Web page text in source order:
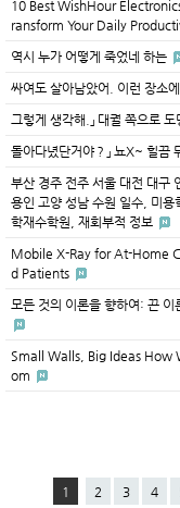
10 Best WishHour
ransform Your Daily
역시 누가 어떻게 죽었네 하는
싸여도 살아남았어. 이런 장소
그렇게 생각해.」 대궐 쪽으로 도
돌아다녔단거야？」 뇨X~ 힐끔
부산 경주 전주 서울 대전 대구
용인 고양 성남 수원 일수, 미
학재수학원, 재회부적 정보
Mobile X-Ray for At-Home
d Patients
모든 것의 이론을 향하여: 끈
Small Walls, Big Ideas How
om
1 2 3 4